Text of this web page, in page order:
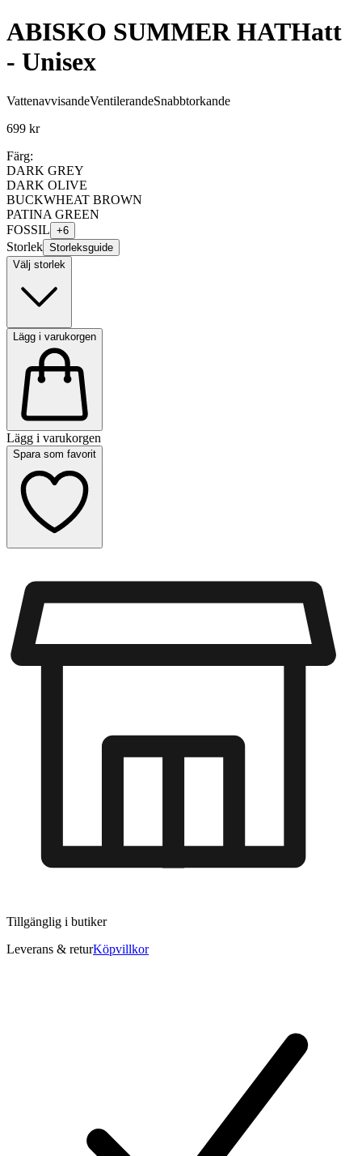
ABISKO SUMMER HATHatt
- Unisex
VattenavvisandeVentilerandeSnabbtorkande
699 kr
Färg:
DARK GREY
DARK OLIVE
BUCKWHEAT BROWN
PATINA GREEN
FOSSIL +6
Storlek Storleksguide
Välj storlek
Lägg i varukorgen
Lägg i varukorgen
Spara som favorit
Tillgänglig i butiker
Leverans & returKöpvillkor